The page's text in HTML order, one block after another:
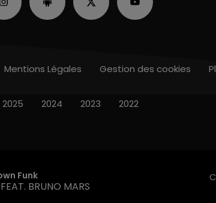
Funk
BRUNO MARS
Mentions Légales Gestion des cookies
2025 2024 2023 2022